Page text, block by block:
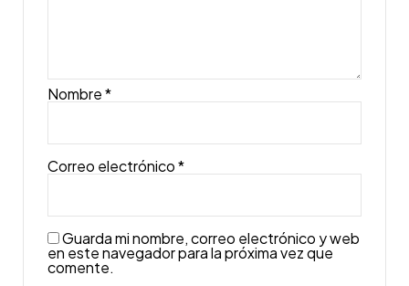
Nombre*
Correo electrónico*
Guarda mi nombre, correo electrónico y web
en este navegador para la próxima vez que
comente.